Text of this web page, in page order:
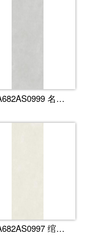
NMA682AS0999 名流灰
NMA682AS0997 绾溪纱